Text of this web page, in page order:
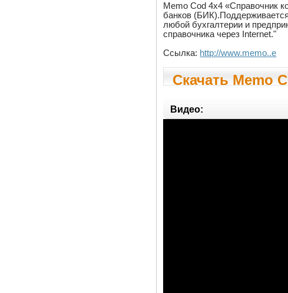
Memo Cod 4x4 «Справочник
банков
любой бухгалтерии и
справочника через Internet."
Ссылка: http://www.memo..e
Скачать Memo
Видео: